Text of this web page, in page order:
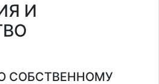
И
СОБСТВЕННОМУ